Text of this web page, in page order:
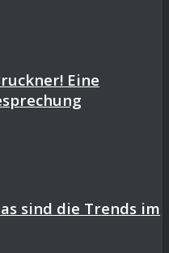
Eine
sind die Trends im